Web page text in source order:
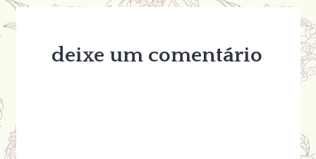
deixe um comentário